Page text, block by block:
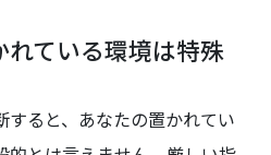
ている環境は特殊
ると、あなたの置かれてい